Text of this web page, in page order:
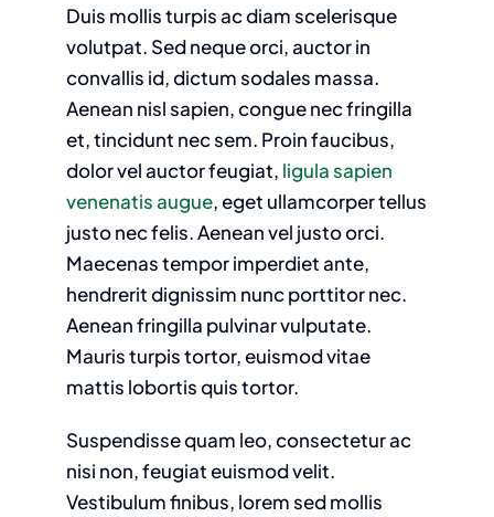
Duis mollis turpis ac diam scelerisque
volutpat. Sed neque orci, auctor in
convallis id, dictum sodales massa.
Aenean nisl sapien, congue nec fringilla
et, tincidunt nec sem. Proin faucibus,
dolor vel auctor feugiat, ligula sapien
venenatis augue, eget ullamcorper tellus
justo nec felis. Aenean vel justo orci.
Maecenas tempor imperdiet ante,
hendrerit dignissim nunc porttitor nec.
Aenean fringilla pulvinar vulputate.
Mauris turpis tortor, euismod vitae
mattis lobortis quis tortor.
Suspendisse quam leo, consectetur ac
nisi non, feugiat euismod velit.
Vestibulum finibus, lorem sed mollis